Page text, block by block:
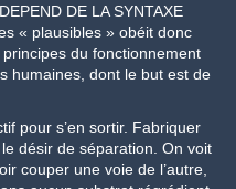
DE LA SYNTAXE
« plausibles » obéit donc
du fonctionnement
humaines, dont le but est de
pour s’en sortir. Fabriquer
désir de séparation. On voit
couper une voie de l’autre,